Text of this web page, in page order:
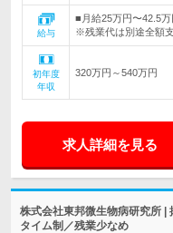
給与
■月給25万円〜42.5
※残業代は別途全額
初年度
年収
320万円～540万円
求人詳細を見る
株式会社東邦微生物病研究所
タイム制／残業少なめ